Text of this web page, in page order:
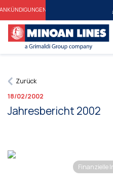
Zurück
18/02/2002
Jahresbericht 2002
Finanzielle